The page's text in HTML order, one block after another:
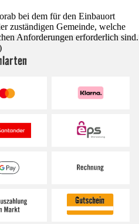
bei dem für den Einbauort
zuständigen Gemeinde, welche
Anforderungen erforderlich sind.